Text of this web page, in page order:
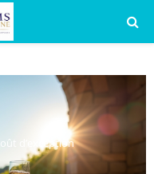
d’exception